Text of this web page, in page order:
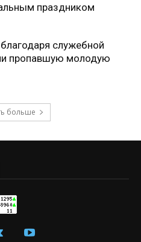
праздником
служебной
пропавшую молодую
больше